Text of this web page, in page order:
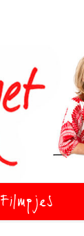
Filmpjes